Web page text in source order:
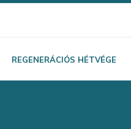
REGENERÁCIÓS HÉTVÉGE